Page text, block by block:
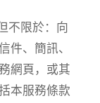
不限於：向
件、簡訊、
網頁，或其
本服務條款